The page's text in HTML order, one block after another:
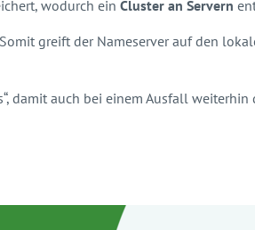
wodurch ein Cluster an Servern
greift der Nameserver auf den
damit auch bei einem Ausfall